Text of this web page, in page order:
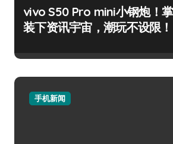
vivo S50 Pro mini小钢炮！
装下资讯宇宙，潮玩不设限！
手机新闻